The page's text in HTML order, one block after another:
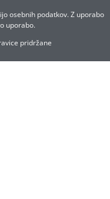
osebnih podatkov. Z uporabo
uporabo.
pridržane